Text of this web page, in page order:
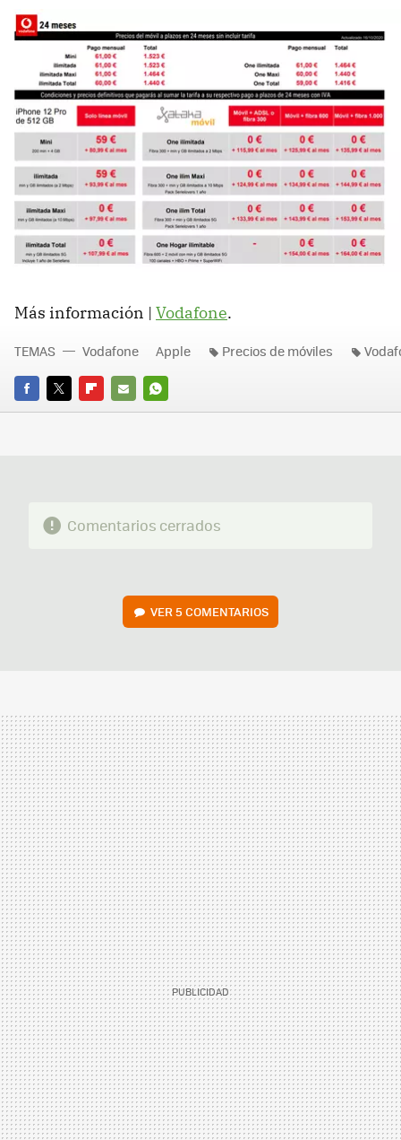
Más información | Vodafone.
FACEBOOK
TWITTERFLIPBOARD
E-
WHATSAPP
TEMAS Vodafone Apple Precios de móviles
Comentarios cerrados
VER5 COMENTARIOS